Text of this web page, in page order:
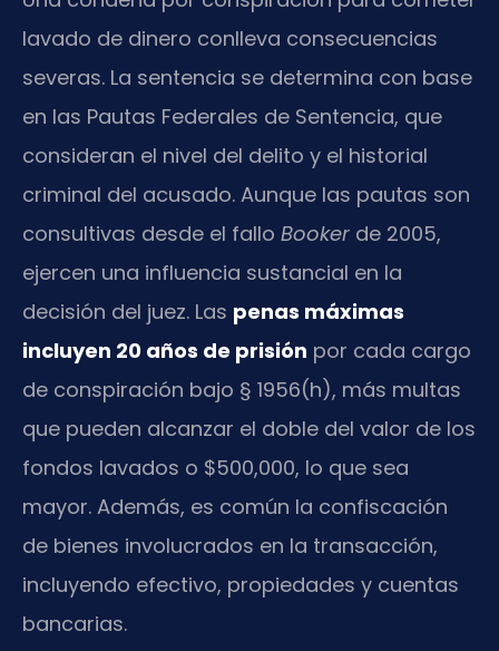
lavado de dinero conlleva consecuencias
severas. La sentencia se determina con base
en las Pautas Federales de Sentencia, que
consideran el nivel del delito y el historial
criminal del acusado. Aunque las pautas son
consultivas desde el fallo Booker de 2005,
ejercen una influencia sustancial en la
decisión del juez. Las penas máximas
incluyen 20 años de prisión por cada cargo
de conspiración bajo § 1956(h), más multas
que pueden alcanzar el doble del valor de los
fondos lavados o $500,000, lo que sea
mayor. Además, es común la confiscación
de bienes involucrados en la transacción,
incluyendo efectivo, propiedades y cuentas
bancarias.